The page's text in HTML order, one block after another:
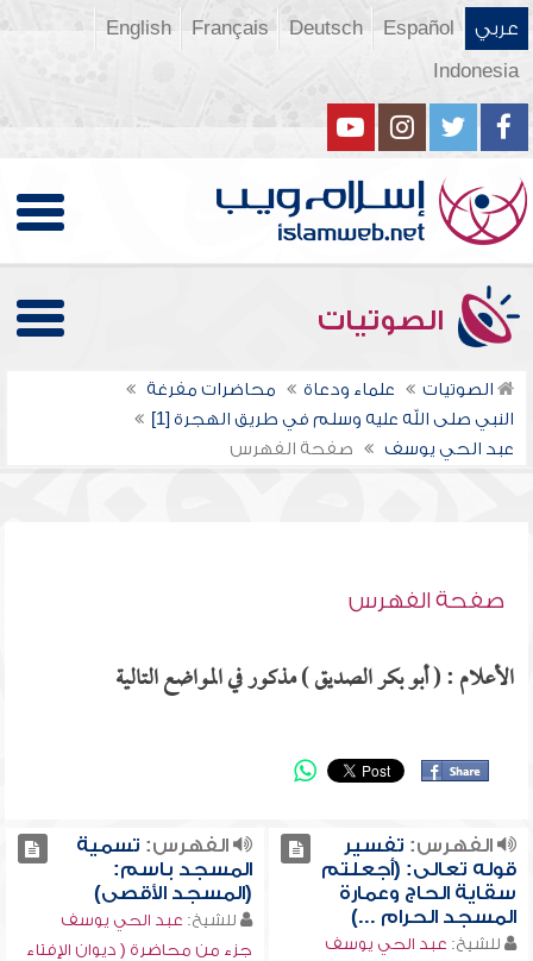
عربي Español
Deutsch
Français
English
Indonesia
الصوتيات
الصوتيات علماء ودعاة
محاضرات مفرغة
النبي صلى الله عليه وسلم في طريق الهجرة [1]
عبد الحي يوسف
صفحة الفهرس
صفحة الفهرس
الأعلام : ( أبو بكر الصديق ) مذكور في المواضع التالية
الفهرس: تفسير
قوله تعالى: (أجعلتم
سقاية الحاج وعمارة
المسجد الحرام ...)
للشيخ: عبد الحي يوسف
الفهرس: تسمية
المسجد باسم:
(المسجد الأقصى)
للشيخ: عبد الحي يوسف
جزء من محاضرة ( ديوان الإفتاء